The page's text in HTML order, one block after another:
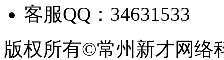
客服QQ：34631533
版权所有©常州新才网络